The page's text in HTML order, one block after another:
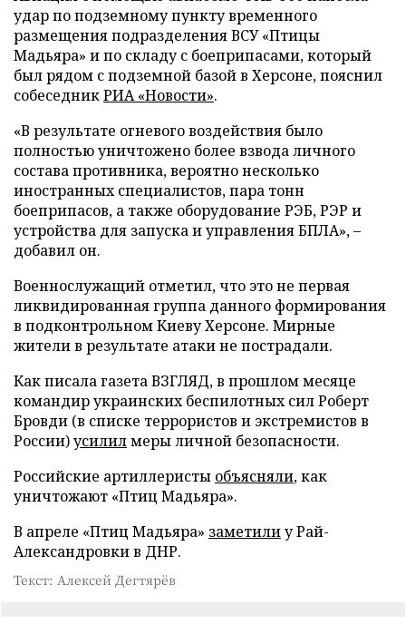
удар по подземному пункту временного
размещения подразделения ВСУ «Птицы
Мадьяра» и по складу с боеприпасами, который
был рядом с подземной базой в Херсоне, пояснил
собеседникРИА «Новости».
«В результате огневого воздействия было
полностью уничтожено более взвода личного
состава противника, вероятно несколько
иностранных специалистов, пара тонн
боеприпасов, а также оборудование РЭБ, РЭР и
устройства для запуска и управления БПЛА», –
добавил он.
Военнослужащий отметил, что это не первая
ликвидированная группа данного формирования
в подконтрольном Киеву Херсоне. Мирные
жители в результате атаки не пострадали.
Как писала газета ВЗГЛЯД, в прошлом месяце
командир украинских беспилотных сил Роберт
Бровди (в списке террористов и экстремистов в
России)усилилмеры личной безопасности.
Российские артиллеристы объясняли, как
уничтожают «Птиц Мадьяра».
В апреле «Птиц Мадьяра» заметилиу Рай-
Александровки в ДНР.
Текст: Алексей Дегтярёв